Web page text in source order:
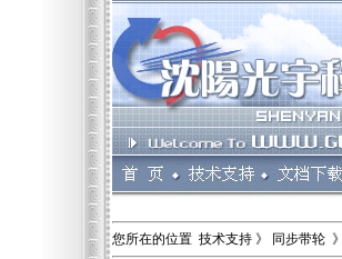
您所在的位置 技术支持 》 同步带轮 》